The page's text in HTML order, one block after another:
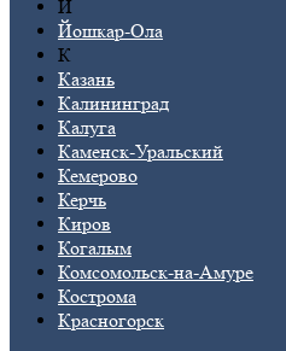
Й
Йошкар-Ола
К
Казань
Калининград
Калуга
Каменск-Уральский
Кемерово
Керчь
Киров
Когалым
Комсомольск-на-Амуре
Кострома
Красногорск